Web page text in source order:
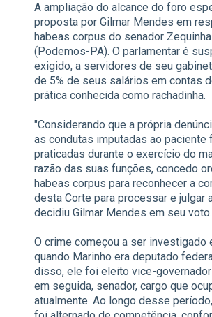
A ampliação do alcance do foro
proposta por Gilmar Mendes em
habeas corpus do senador
(Podemos-PA). O parlamentar é
exigido, a servidores de seu
de 5% de seus salários em contas
prática conhecida como rachadinha.
"Considerando que a própria
as condutas imputadas ao paciente
praticadas durante o exercício do
razão das suas funções, concedo
habeas corpus para reconhecer a
desta Corte para processar e julgar
decidiu Gilmar Mendes em seu voto.
O crime começou a ser investigado
quando Marinho era deputado
disso, ele foi eleito vice-governador
em seguida, senador, cargo que
atualmente. Ao longo desse